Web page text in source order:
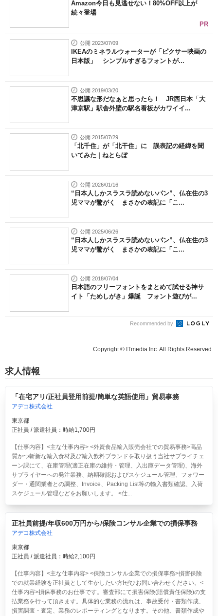
Amazon今日も見逃せない！80%OFF以上が
続々登場
PR
公開 2023/07/09
IKEAのミネラルウォーターが「ピクサー映画の
日本版」 シンプルすぎるフォントが...
公開 2019/03/20
不思議な形だなぁと思ったら！ JR西日本「大
津京駅」駅舎外壁の駅名看板がカワイイ...
公開 2015/07/29
「北千住」が「北干住」に 誤表記の経緯を聞
いてみた | ねとらぼ
公開 2026/01/16
“日本人しかスラスラ読めないパン”、仏在住の3
児ママが驚がく まさかの表記に「こ...
公開 2025/06/26
“日本人しかスラスラ読めないパン”、仏在住の3
児ママが驚がく まさかの表記に「こ...
公開 2018/07/04
日本語のフリーフォントをまとめて試せる神サ
イト「ためしがき」爆誕 フォント遊びが...
Recommended by
Copyright © ITmedia Inc. All Rights Reserved.
求人情報
「在宅アリ/正社員登用前提/簡単な英語使用」貿易事務
アデコ株式会社
東京都
正社員 / 派遣社員：時給1,700円
【仕事内容】<主な仕事内容> <外資食品輸入販売会社での貿易事務>高品
質かつ斬新な輸入食材及び輸入飲料ブランドを取り扱う当社サプライチェ
ーン課にて、在庫管理(適正在庫の維持・管理、入出庫データ管理)、海外
サプライヤーへの発注業務、納期確認およびスケジュール管理、フォワー
ダー・通関業者との調整、Invoice、Packing List等の輸入書類確認、入荷
スケジュール管理などをお願いします。 <仕...
正社員前提/年収600万円から/保険コンサル企業での損保事務
アデコ株式会社
東京都
正社員 / 派遣社員：時給2,100円
【仕事内容】<主な仕事内容> <保険コンサル企業での損保事務>損害保険
での就業経験を正社員として生かしたい方!ぜひお問い合わせください。<
仕事内容>損保事務のお仕事です。審査部にて損害保険(賠償責任保険)の支
払業務を行って頂きます。具体的な業務の流れは、事故受付・書類作成、
損害調査・査定、業務のレポーティングとなります。その他、書類作成や